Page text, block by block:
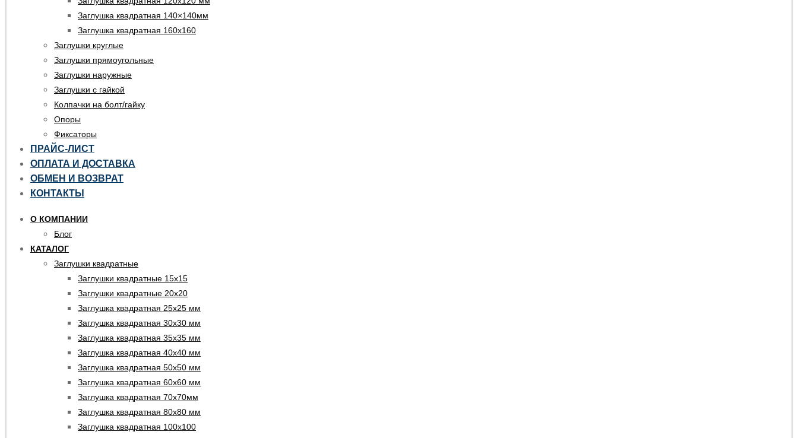
Заглушка квадратная 140×140мм
Заглушка квадратная 160х160
Заглушки круглые
Заглушки прямоугольные
Заглушки наружные
Заглушки с гайкой
Колпачки на болт/гайку
Опоры
Фиксаторы
ПРАЙС-ЛИСТ
ОПЛАТА И ДОСТАВКА
ОБМЕН И ВОЗВРАТ
КОНТАКТЫ
О КОМПАНИИ
Блог
КАТАЛОГ
Заглушки квадратные
Заглушки квадратные 15х15
Заглушки квадратные 20х20
Заглушка квадратная 25х25 мм
Заглушка квадратная 30х30 мм
Заглушка квадратная 35х35 мм
Заглушка квадратная 40х40 мм
Заглушка квадратная 50х50 мм
Заглушка квадратная 60х60 мм
Заглушка квадратная 70х70мм
Заглушка квадратная 80х80 мм
Заглушка квадратная 100х100